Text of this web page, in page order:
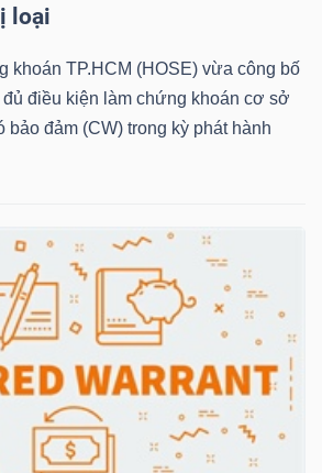
loại
khoán TP.HCM (HOSE) vừa công bố
điều kiện làm chứng khoán cơ sở
bảo đảm (CW) trong kỳ phát hành